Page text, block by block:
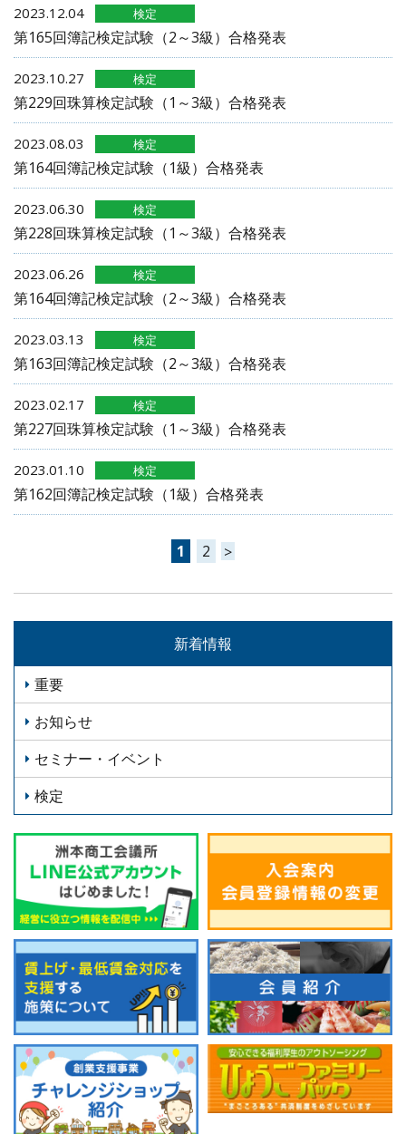
2023.12.04 検定
第165回簿記検定試験（2～3級）合格発表
2023.10.27 検定
第229回珠算検定試験（1～3級）合格発表
2023.08.03 検定
第164回簿記検定試験（1級）合格発表
2023.06.30 検定
第228回珠算検定試験（1～3級）合格発表
2023.06.26 検定
第164回簿記検定試験（2～3級）合格発表
2023.03.13 検定
第163回簿記検定試験（2～3級）合格発表
2023.02.17 検定
第227回珠算検定試験（1～3級）合格発表
2023.01.10 検定
第162回簿記検定試験（1級）合格発表
の
ー
ジ
送
り
1 2 >
新着情報
重要
お知らせ
セミナー・イベント
検定